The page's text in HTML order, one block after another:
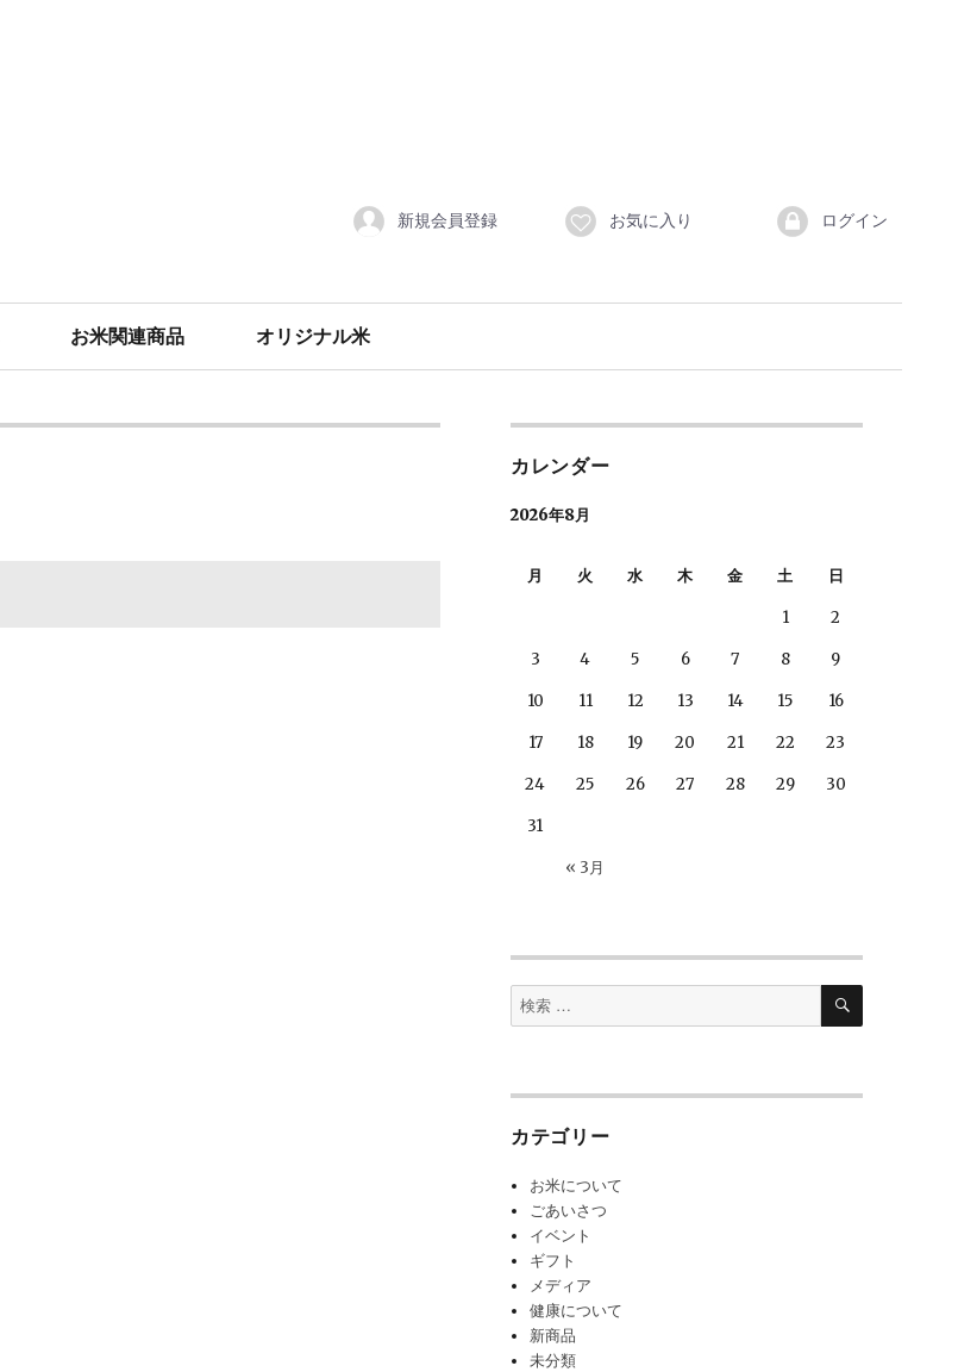
新規会員登録 お気に入り ログイン
お米関連商品 オリジナル米
カレンダー
2026年8月
月 火 水 木 金 土 日
« 3月
1 2
3 4 5 6 7 8 9
10 11 12 13 14 15 16
17 18 19 20 21 22 23
24 25 26 27 28 29 30
31
検
索
検
カテゴリー
お米について
ごあいさつ
イベント
ギフト
メディア
健康について
新商品
未分類